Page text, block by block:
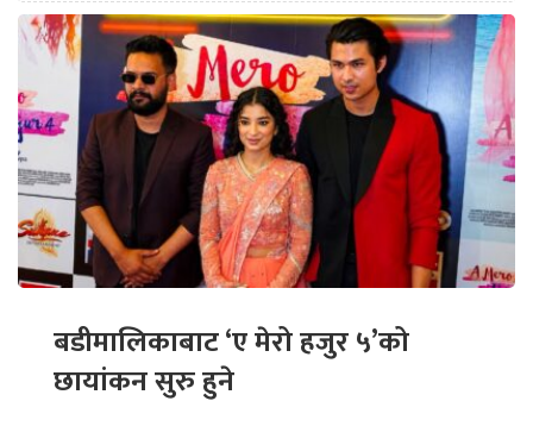
बडीमालिकाबाट ‘ए मेरो हजुर ५’को
छायांकन सुरु हुने